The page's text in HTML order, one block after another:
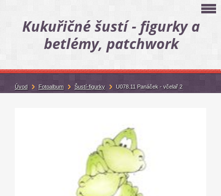
Kukuřičné šustí - figurky a
betlémy, patchwork
Úvod Fotoalbum Šustí-figurky U078.11 Panáček - včelař 2